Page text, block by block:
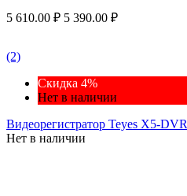
5 610.00 ₽ 5 390.00 ₽
(2)
Скидка 4%
Нет в наличии
Видеорегистратор Teyes X5-DVR
Нет в наличии